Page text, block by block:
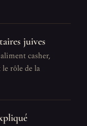
juives
casher,
rôle de la